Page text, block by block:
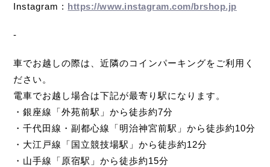
Instagram : https://www.instagram.com/brshop.jp
-
車でお越しの際は、近隣のコインパーキングをご利用く
ださい。
電車でお越し場合は下記が最寄り駅になります。
・銀座線「外苑前駅」から徒歩約7分
・千代田線・副都心線「明治神宮前駅」から徒歩約10分
・大江戸線「国立競技場駅」から徒歩約12分
・山手線「原宿駅」から徒歩約15分